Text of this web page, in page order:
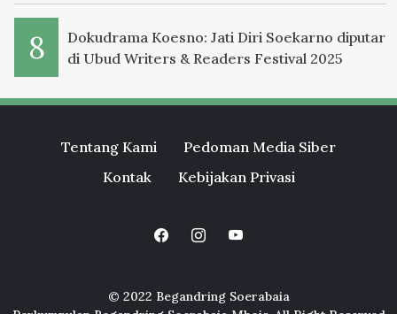
Dokudrama Koesno: Jati Diri Soekarno diputar
di Ubud Writers & Readers Festival 2025
Tentang Kami
Pedoman Media Siber
Kontak
Kebijakan Privasi
© 2022 Begandring Soerabaia